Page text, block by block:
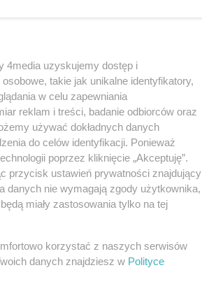
z
do zajęć
sportowy i
Jan Sońta
sensacją
4media uzyskujemy dostęp i
takie jak unikalne identyfikatory,
w celu zapewniania
reklam i treści, badanie odbiorców oraz
używać dokładnych danych
do celów identyfikacji. Ponieważ
poprzez kliknięcie „Akceptuję”.
przycisk ustawień prywatności znajdujący
danych nie wymagają zgody użytkownika,
miały zastosowania tylko na tej
korzystać z naszych serwisów
danych znajdziesz w Polityce